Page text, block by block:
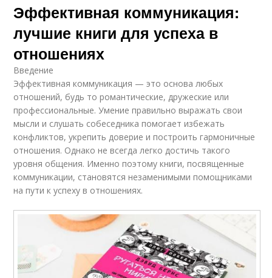
Эффективная коммуникация:
лучшие книги для успеха в
отношениях
Введение
Эффективная коммуникация — это основа любых
отношений, будь то романтические, дружеские или
профессиональные. Умение правильно выражать свои
мысли и слушать собеседника помогает избежать
конфликтов, укрепить доверие и построить гармоничные
отношения. Однако не всегда легко достичь такого
уровня общения. Именно поэтому книги, посвященные
коммуникации, становятся незаменимыми помощниками
на пути к успеху в отношениях.